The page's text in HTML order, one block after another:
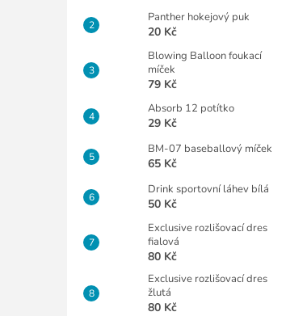
Panther hokejový puk
20 Kč
Blowing Balloon foukací
míček
79 Kč
Absorb 12 potítko
29 Kč
BM-07 baseballový míček
65 Kč
Drink sportovní láhev bílá
50 Kč
Exclusive rozlišovací dres
fialová
80 Kč
Exclusive rozlišovací dres
žlutá
80 Kč